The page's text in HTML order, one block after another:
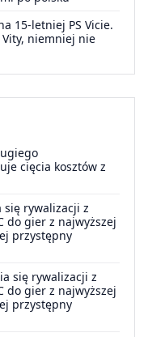
15-letniej PS Vicie.
niemniej nie
cięcia kosztów z
się rywalizacji z
do gier z najwyższej
przystępny
się rywalizacji z
do gier z najwyższej
przystępny